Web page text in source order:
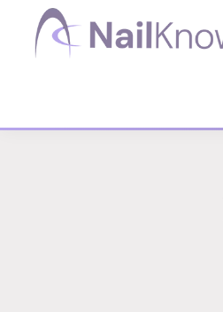
Saltar
Saltar
contenido
Saltar